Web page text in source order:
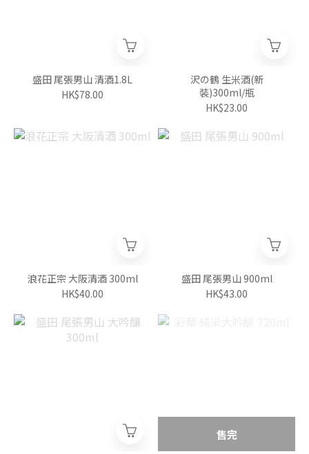
盛田 尾張男山 清酒1.8L
HK$78.00
沢の鶴 生米酒(新
裝)300ml/瓶
HK$23.00
浪花正宗 大阪清酒 300ml
HK$40.00
盛田 尾張男山 900ml
HK$43.00
售完